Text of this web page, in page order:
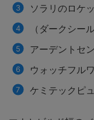
ソラリのロケ
（ダークシール
アーデントセ
ウォッチフル
ケミテックピ